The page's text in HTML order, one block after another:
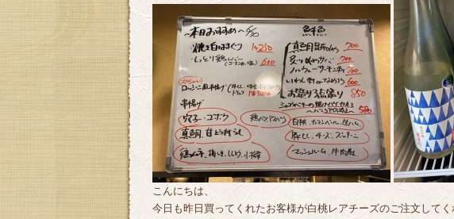
こんにちは、
今日も昨日買ってくれたお客様が白桃レアチーズのご注文して